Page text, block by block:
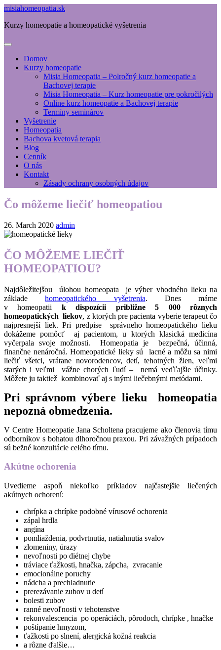
misiahomeopatia.sk
Kurzy homeopatie a homeopatické vyšetrenia
Domov
Kurzy homeopatie
Misia Homeopatia – Polročný kurz homeopatie a
Bachovej terapie
Misia Homeopatia – Kurz homeopatie pre pokročilých
Online kurz homeopatie a Bachovej terapie
Termíny seminárov
Vyšetrenie
Homeopatia
Bachova kvetová terapia
Blog
Cenník
O nás
Kontakt
Zásady ochrany osobných údajov
Čo môžeme liečiť homeopatiou
26. March 2020 admin
ČO MÔŽEME LIEČIŤ
HOMEOPATIOU?
Najdôležitejšou úlohou homeopata je výber vhodného lieku na
základehomeopatického vyšetrenia. Dnes máme
v homeopatii k dispozícii približne 5 000 rôznych
homeopatických liekov, z ktorých pre pacienta vyberie terapeut čo
najpresnejší liek. Pri predpise správneho homeopatického lieku
dokážeme pomôcť aj pacientom, u ktorých klasická medicína
vyčerpala svoje možnosti. Homeopatia je bezpečná, účinná,
finančne nenáročná. Homeopatické lieky sú lacné a môžu sa nimi
liečiť všetci, vrátane novorodencov, detí, tehotných žien, veľmi
starých i veľmi vážne chorých ľudí – nemá veďľajšie účinky.
Môžete ju taktiež kombinovať aj s inými liečebnými metódami.
Pri správnom výbere lieku homeopatia
nepozná obmedzenia.
V Centre Homeopatie Jana Scholtena pracujeme ako členovia tímu
odborníkov s bohatou dlhoročnou praxou. Pri závažných prípadoch
sú bežné konzultácie celého tímu.
Akútne ochorenia
Uvedieme aspoň niekoľko príkladov najčastejšie liečených
akútnych ochorení:
chrípka a chrípke podobné vírusové ochorenia
zápal hrdla
angína
pomliaždenia, podvrtnutia, natiahnutia svalov
zlomeniny, úrazy
nevoľnosti po diétnej chybe
tráviace ťažkosti, hnačka, zápcha, zvracanie
emocionálne poruchy
nádcha a prechladnutie
prerezávanie zubov u detí
bolesti zubov
ranné nevoľnosti v tehotenstve
rekonvalescencia po operáciách, pôrodoch, chrípke , hnačke
poštípanie hmyzom,
ťažkosti po slnení, alergická kožná reakcia
a rôzne ďalšie…